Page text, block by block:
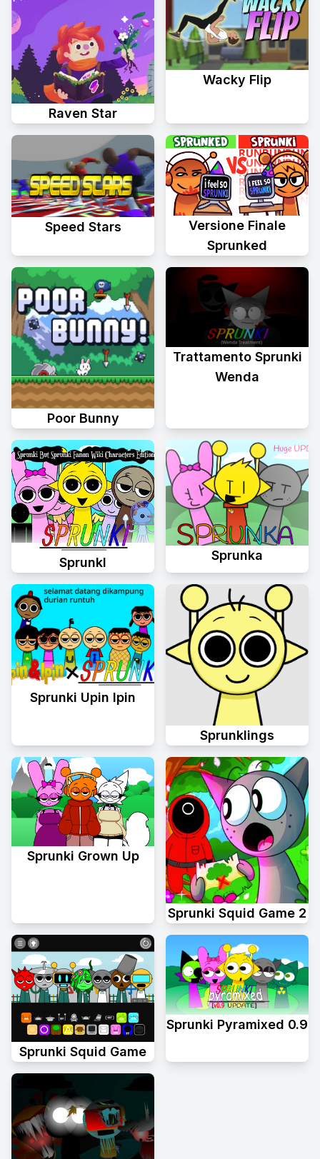
Raven Star
Wacky Flip
Speed Stars
Versione Finale
Sprunked
Poor Bunny
Trattamento Sprunki
Wenda
Sprunkl
Sprunka
Sprunki Upin Ipin
Sprunklings
Sprunki Grown Up
Sprunki Squid Game 2
Sprunki Squid Game
Sprunki Pyramixed 0.9